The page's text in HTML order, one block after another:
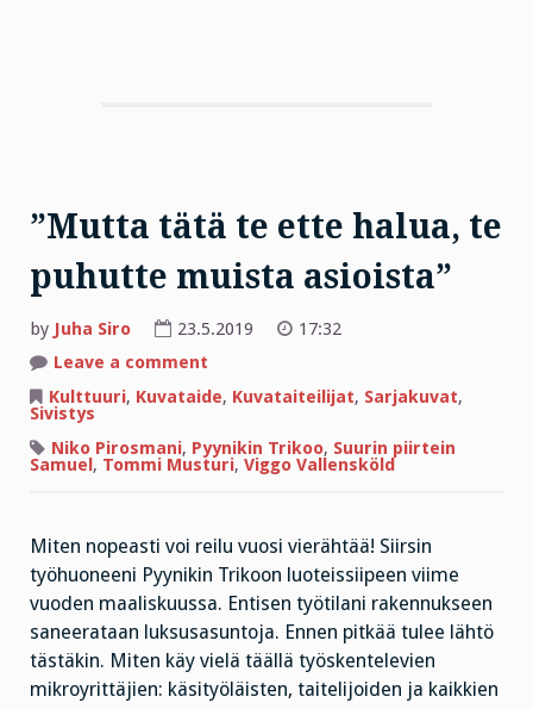
”Mutta tätä te ette halua, te
puhutte muista asioista”
by Juha Siro 23.5.2019
17:32
Leave a comment
tätä
te
halua,
te
puhutte
Kulttuuri, Kuvataide, Kuvataiteilijat, Sarjakuvat,
Sivistys
Niko Pirosmani, Pyynikin Trikoo, Suurin piirtein
Samuel, Tommi Musturi, Viggo Vallensköld
Miten nopeasti voi reilu vuosi vierähtää! Siirsin
työhuoneeni Pyynikin Trikoon luoteissiipeen viime
vuoden maaliskuussa. Entisen työtilani rakennukseen
saneerataan luksusasuntoja. Ennen pitkää tulee lähtö
tästäkin. Miten käy vielä täällä työskentelevien
mikroyrittäjien: käsityöläisten, taitelijoiden ja kaikkien